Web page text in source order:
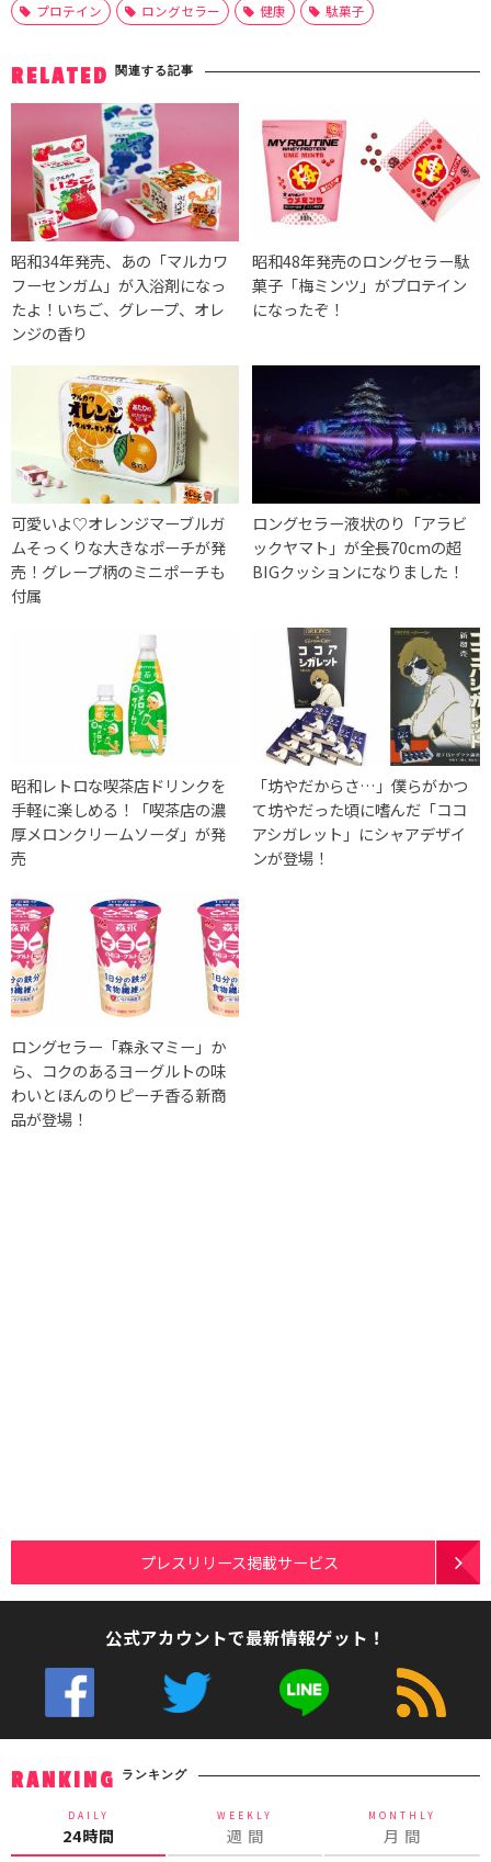
プロテイン ロングセラー 健康 駄菓子
RELATED 関連する記事
昭和34年発売、あの「マルカワ
フーセンガム」が入浴剤になっ
たよ！いちご、グレープ、オレ
ンジの香り
昭和48年発売のロングセラー駄
菓子「梅ミンツ」がプロテイン
になったぞ！
可愛いよ♡オレンジマーブルガ
ムそっくりな大きなポーチが発
売！グレープ柄のミニポーチも
付属
ロングセラー液状のり「アラビ
ックヤマト」が全長70cmの超
BIGクッションになりました！
昭和レトロな喫茶店ドリンクを
手軽に楽しめる！「喫茶店の濃
厚メロンクリームソーダ」が発
売
「坊やだからさ…」僕らがかつ
て坊やだった頃に嗜んだ「ココ
アシガレット」にシャアデザイ
ンが登場！
ロングセラー「森永マミー」か
ら、コクのあるヨーグルトの味
わいとほんのりピーチ香る新商
品が登場！
プレスリリース掲載サービス
公式アカウントで最新情報ゲット！
RANKING ランキング
DAILY
24時間
WEEKLY
週 間
MONTHLY
月 間